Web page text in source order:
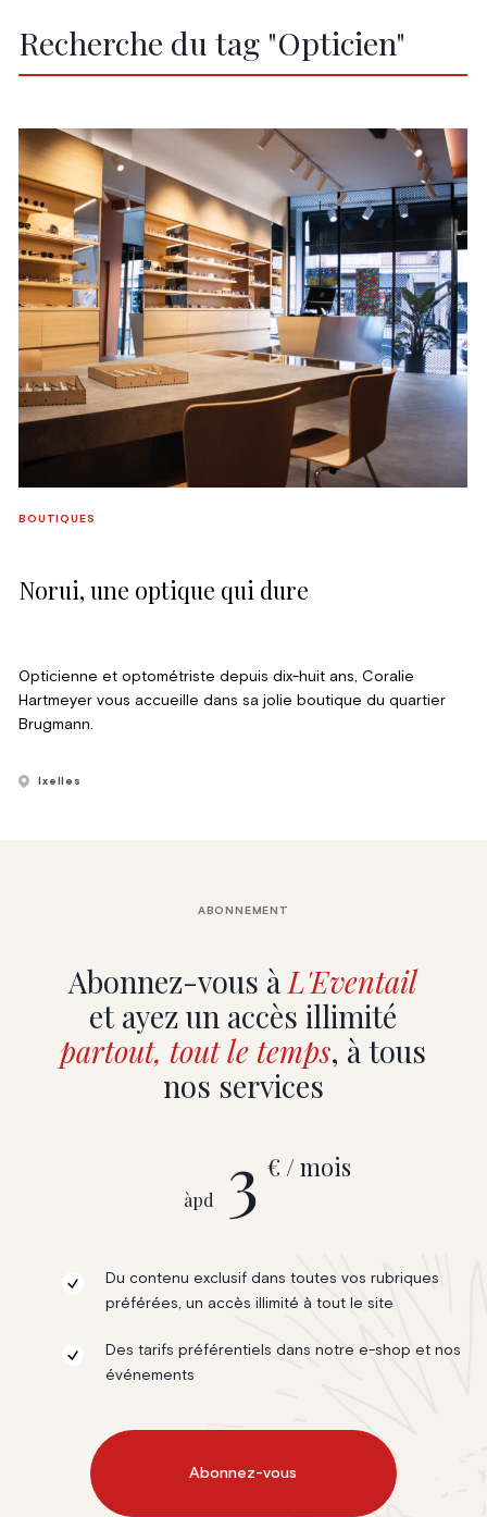
Recherche du tag "Opticien"
Norui, une optique qui dure
BOUTIQUES
Opticienne et optométriste depuis dix-huit ans, Coralie
Hartmeyer vous accueille dans sa jolie boutique du quartier
Brugmann.
Ixelles
Abonnez-vous àL'Eventail
et ayez un accès illimité
partout, tout le temps, à tous
nos services
ABONNEMENT
àpd 3 € / mois
Du contenu exclusif dans toutes vos rubriques
préférées, un accès illimité à tout le site
Des tarifs préférentiels dans notre e-shop et nos
événements
Abonnez-vous